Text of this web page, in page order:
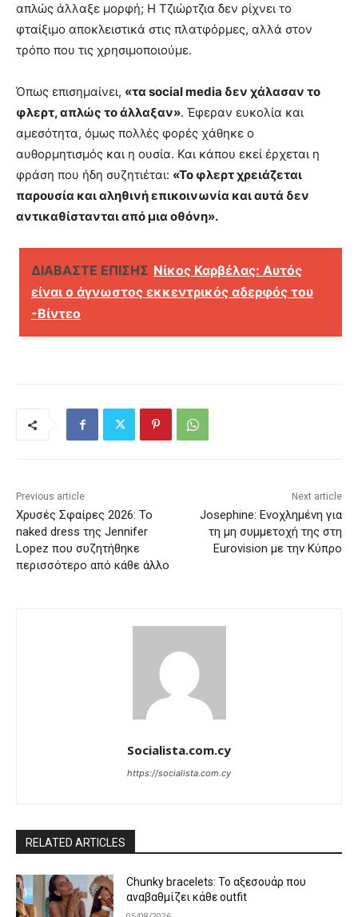
απλώς άλλαξε μορφή; Η Τζιώρτζια δεν ρίχνει το
φταίξιμο αποκλειστικά στις πλατφόρμες, αλλά στον
τρόπο που τις χρησιμοποιούμε.
Όπως επισημαίνει, «τα social media δεν χάλασαν το
φλερτ, απλώς το άλλαξαν». Έφεραν ευκολία και
αμεσότητα, όμως πολλές φορές χάθηκε ο
αυθορμητισμός και η ουσία. Και κάπου εκεί έρχεται η
φράση που ήδη συζητιέται: «Το φλερτ χρειάζεται
παρουσία και αληθινή επικοινωνία και αυτά δεν
αντικαθίστανται από μια οθόνη».
ΔΙΑΒΑΣΤΕ ΕΠΙΣΗΣ Νίκος Καρβέλας: Αυτός
είναι ο άγνωστος εκκεντρικός αδερφός του
-Βίντεο
Previous article
Χρυσές Σφαίρες 2026: Το
naked dress της Jennifer
Lopez που συζητήθηκε
περισσότερο από κάθε άλλο
Next article
Josephine: Ενοχλημένη για
τη μη συμμετοχή της στη
Eurovision με την Κύπρο
Socialista.com.cy
https://socialista.com.cy
RELATED ARTICLES
Chunky bracelets: Το αξεσουάρ που
αναβαθμίζει κάθε outfit